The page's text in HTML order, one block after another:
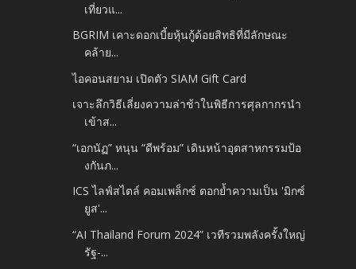
เที่ยวแ...
BGRIM เคาะดอกเบี้ยหุ้นกู้ด้อยสิทธิที่มีลักษณะ
คล้าย...
ไอคอนสยาม เปิดตัว SIAM Gift Card
เจาะลึกวิธีเลี่ยงความล่าช้าในพิธีการศุลกากรนำ
เข้าส...
“เอกนัฏ” หนุน “ดีพร้อม” เดินหน้าอุตสาหกรรมป้อ
งกันภ...
ICS ไลฟ์สไตล์ คอมเพล็กซ์ ตอกย้ำความเป็น 'มิกซ์
ยูส'...
“AI Thailand Forum 2024” เวทีรวมพลังครั้งใหญ่
รัฐ-...